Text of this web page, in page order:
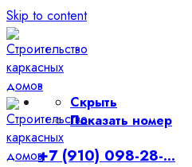
Skip to content
Скрыть
Показать номер
+7 (910) 098-28-...